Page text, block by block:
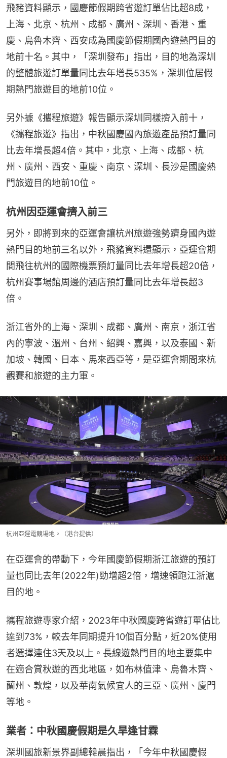
飛豬資料顯示，國慶節假期跨省遊訂單佔比超8成，
上海、北京、杭州、成都、廣州、深圳、香港、重
慶、烏魯木齊、西安成為國慶節假期國內遊熱門目的
地前十名。其中，「深圳發布」指出，目的地為深圳
的整體旅遊訂單量同比去年增長535%，深圳位居假
期熱門旅遊目的地前10位。
另外據《攜程旅遊》報告顯示深圳同樣擠入前十，
《攜程旅遊》指出，中秋國慶國內旅遊產品預訂量同
比去年增長超4倍。其中，北京、上海、成都、杭
州、廣州、西安、重慶、南京、深圳、長沙是國慶熱
門旅遊目的地前10位。
杭州因亞運會擠入前三
另外，即將到來的亞運會讓杭州旅遊強勢躋身國內遊
熱門目的地前三名以外，飛豬資料還顯示，亞運會期
間飛往杭州的國際機票預訂量同比去年增長超20倍，
杭州賽事場館周邊的酒店預訂量同比去年增長超3
倍。
浙江省外的上海、深圳、成都、廣州、南京，浙江省
內的寧波、溫州、台州、紹興、嘉興，以及泰國、新
加坡、韓國、日本、馬來西亞等，是亞運會期間來杭
觀賽和旅遊的主力軍。
杭州亞運電競場地。（港台提供）
在亞運會的帶動下，今年國慶節假期浙江旅遊的預訂
量也同比去年(2022年)勁增超2倍，增速領跑江浙滬
目的地。
攜程旅遊專家介紹，2023年中秋國慶跨省遊訂單佔比
達到73%，較去年同期提升10個百分點，近20%使用
者選擇連住3天及以上。長線遊熱門目的地主要集中
在適合賞秋遊的西北地區，如布林值津、烏魯木齊、
蘭州、敦煌，以及華南氣候宜人的三亞、廣州、廈門
等地。
業者：中秋國慶假期是久旱逢甘霖
深圳國旅新景界副總韓晨指出，「今年中秋國慶假